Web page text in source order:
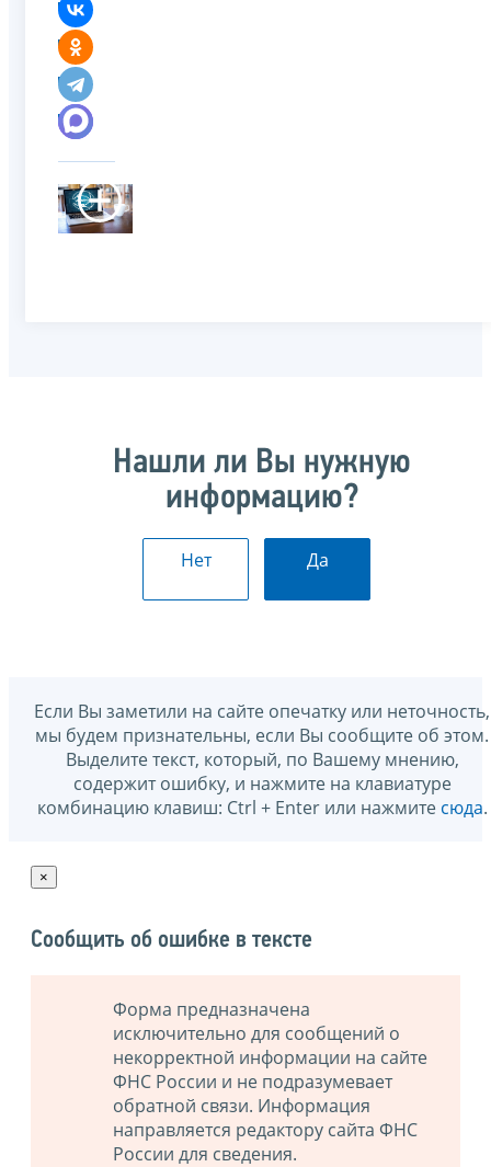
Нашли ли Вы нужную
информацию?
Нет Да
Если Вы заметили на сайте опечатку или неточность,
мы будем признательны, если Вы сообщите об этом.
Выделите текст, который, по Вашему мнению,
содержит ошибку, и нажмите на клавиатуре
комбинацию клавиш: Ctrl + Enter или нажмите сюда.
×
Сообщить об ошибке в тексте
Форма предназначена
исключительно для сообщений о
некорректной информации на сайте
ФНС России и не подразумевает
обратной связи. Информация
направляется редактору сайта ФНС
России для сведения.